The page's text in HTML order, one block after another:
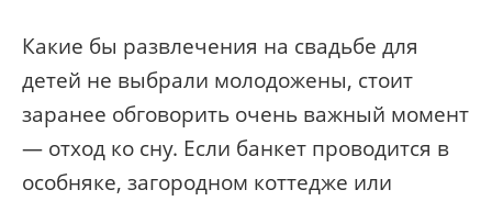
Какие бы развлечения на свадьбе для
детей не выбрали молодожены, стоит
заранее обговорить очень важный момент
— отход ко сну. Если банкет проводится в
особняке, загородном коттедже или